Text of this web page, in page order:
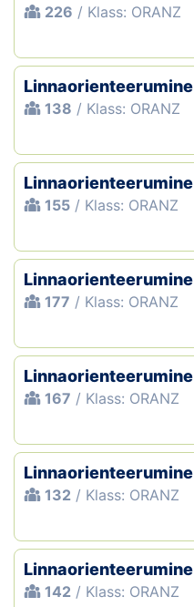
226 / Klass: ORANZ
Linnaorienteerumine
138 / Klass: ORANZ
Linnaorienteerumine
155 / Klass: ORANZ
Linnaorienteerumine
177 / Klass: ORANZ
Linnaorienteerumine
167 / Klass: ORANZ
Linnaorienteerumine
132 / Klass: ORANZ
Linnaorienteerumine
142 / Klass: ORANZ